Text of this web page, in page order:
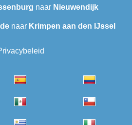
naar Nieuwendijk
naar Krimpen aan den IJssel